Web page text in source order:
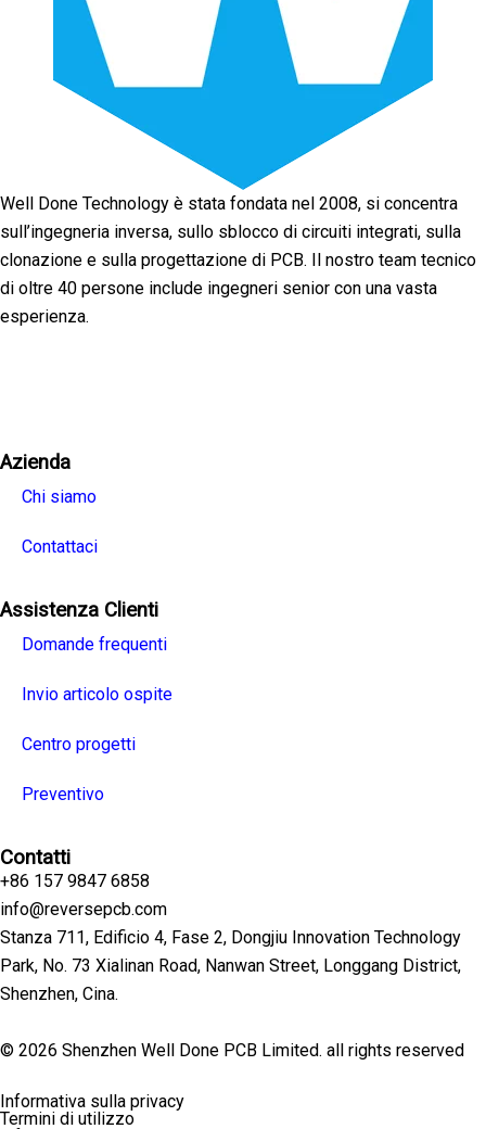
Well Done Technology è stata fondata nel 2008, si concentra
sull’ingegneria inversa, sullo sblocco di circuiti integrati, sulla
clonazione e sulla progettazione di PCB. Il nostro team tecnico
di oltre 40 persone include ingegneri senior con una vasta
esperienza.
Azienda
Chi siamo
Contattaci
Assistenza Clienti
Domande frequenti
Invio articolo ospite
Centro progetti
Preventivo
Contatti
+86 157 9847 6858
info@reversepcb.com
Stanza 711, Edificio 4, Fase 2, Dongjiu Innovation Technology
Park, No. 73 Xialinan Road, Nanwan Street, Longgang District,
Shenzhen, Cina.
© 2026 Shenzhen Well Done PCB Limited. all rights reserved
Informativa sulla privacy
Termini di utilizzo